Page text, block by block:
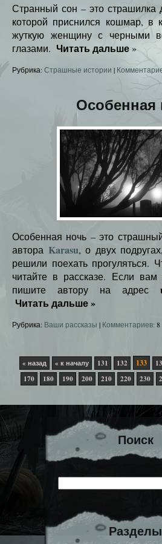
Странный сон – это страшилка
которой приснился кошмар, в
жуткую женщину с черными
глазами. Читать дальше»
Рубрика:Страшные истории |
Особенная
Особенная ночь – это
автора Karasu, о двух
решили поехать прогуляться.
читайте в рассказе. Если вам
пишите автору на адрес
Читать дальше»
Рубрика: Ваши рассказы | Комментариев:8
« назад « к началу 131 132 133
170
180 190 200 210 220 230
Поиск
Разделы